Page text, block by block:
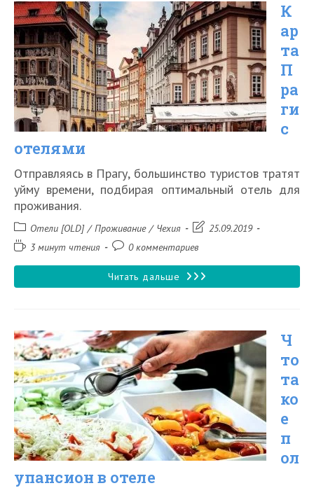
1000
рублей
на
Букинге
К
ар
та
П
ра
ги
с
отелями
Отправляясь в Прагу, большинство туристов тратят
уйму времени, подбирая оптимальный отель для
проживания.
Рубрика
записи:
Отели [OLD] / Проживание / Чехия
Запись25.09.2019
Время3 минут чтения
Комментарии
записи:
0 комментариев
Читать дальше Карта
отелями
Ч
то
та
ко
е
п
ол
упансион в отеле